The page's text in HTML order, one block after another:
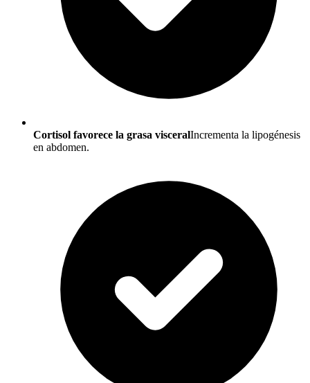
Cortisol favorece la grasa visceralIncrementa la lipogénesis
en abdomen.